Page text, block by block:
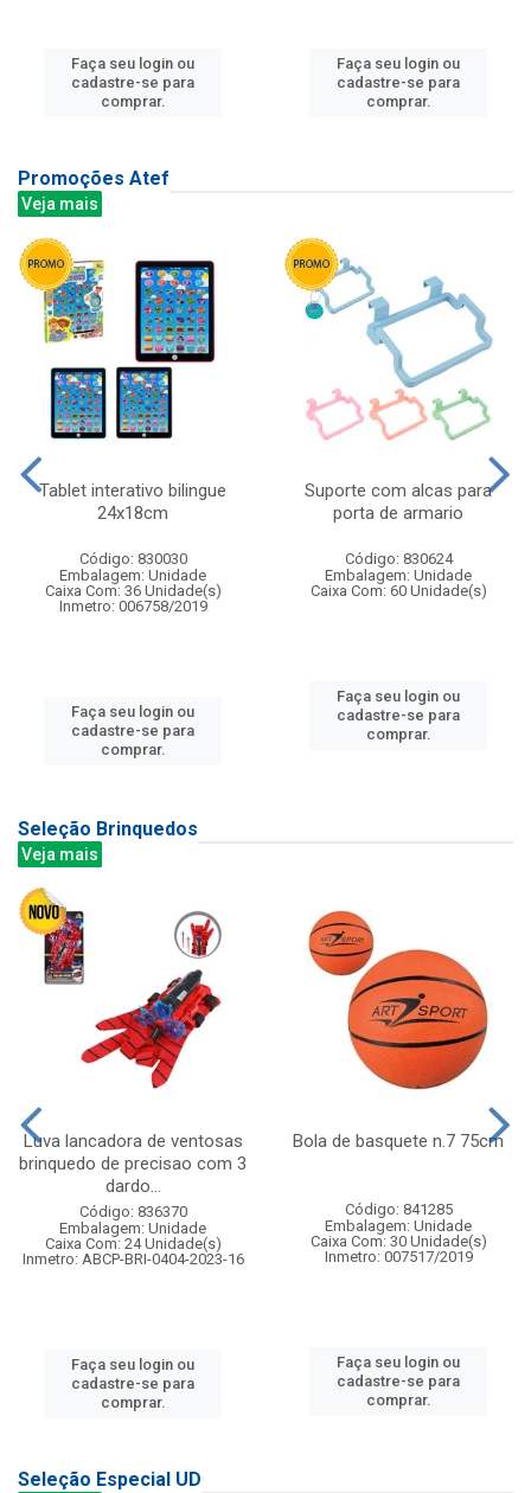
Faça seu login ou
cadastre-se para
comprar.
Faça seu login ou
cadastre-se para
comprar.
Promoções Atef
Veja mais
Tablet interativo bilingue
24x18cm
Código: 830030
Embalagem: Unidade
Caixa Com: 36 Unidade(s)
Inmetro: 006758/2019
Faça seu login ou
cadastre-se para
comprar.
Suporte com alcas para
porta de armario
Código: 830624
Embalagem: Unidade
Caixa Com: 60 Unidade(s)
Faça seu login ou
cadastre-se para
comprar.
Seleção Brinquedos
Veja mais
Luva lancadora de ventosas
brinquedo de precisao com 3
dardo...
Código: 836370
Embalagem: Unidade
Caixa Com: 24 Unidade(s)
Inmetro: ABCP-BRI-0404-2023-16
Faça seu login ou
cadastre-se para
comprar.
Bola de basquete n.7 75cm
Código: 841285
Embalagem: Unidade
Caixa Com: 30 Unidade(s)
Inmetro: 007517/2019
Faça seu login ou
cadastre-se para
comprar.
Seleção Especial UD